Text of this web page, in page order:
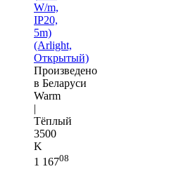
W/m,
IP20,
5m)
(Arlight,
Открытый)
Произведено
в Беларуси
Warm
|
Тёплый
3500
K
1 16708